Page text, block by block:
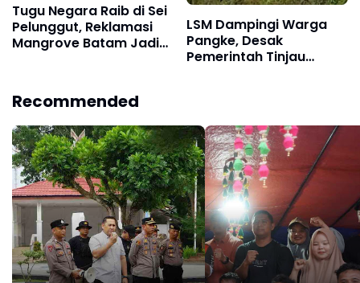
Tugu Negara Raib di Sei
Pelunggut, Reklamasi
Mangrove Batam Jadi
LSM Dampingi Warga
Pangke, Desak
Pemerintah Tinjau
Recommended